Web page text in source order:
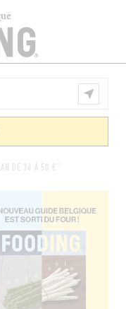
DE 36 À 50 €"